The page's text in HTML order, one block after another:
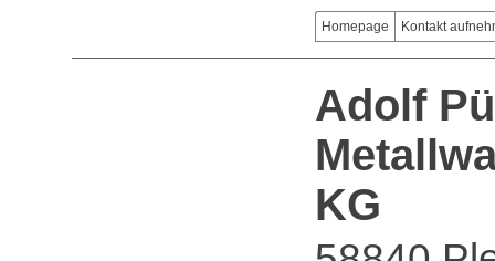
Homepage Kontakt
Adolf
KG